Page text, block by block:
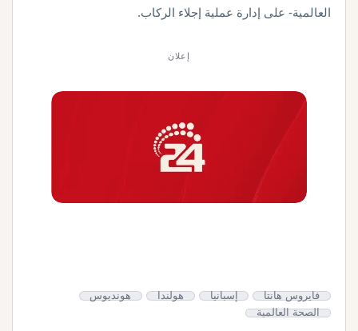
العالمية- على إدارة عملية إجلاء الركاب.
إعلان
فايروس هانتا إسبانيا هولندا
هونديوس
الصحة العالمية